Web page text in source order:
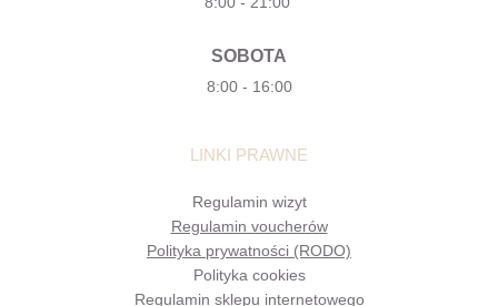
SOBOTA
8:00 - 16:00
LINKI PRAWNE
Regulamin wizyt
Regulamin voucherów
Polityka prywatności (RODO)
Polityka cookies
Regulamin sklepu internetowego